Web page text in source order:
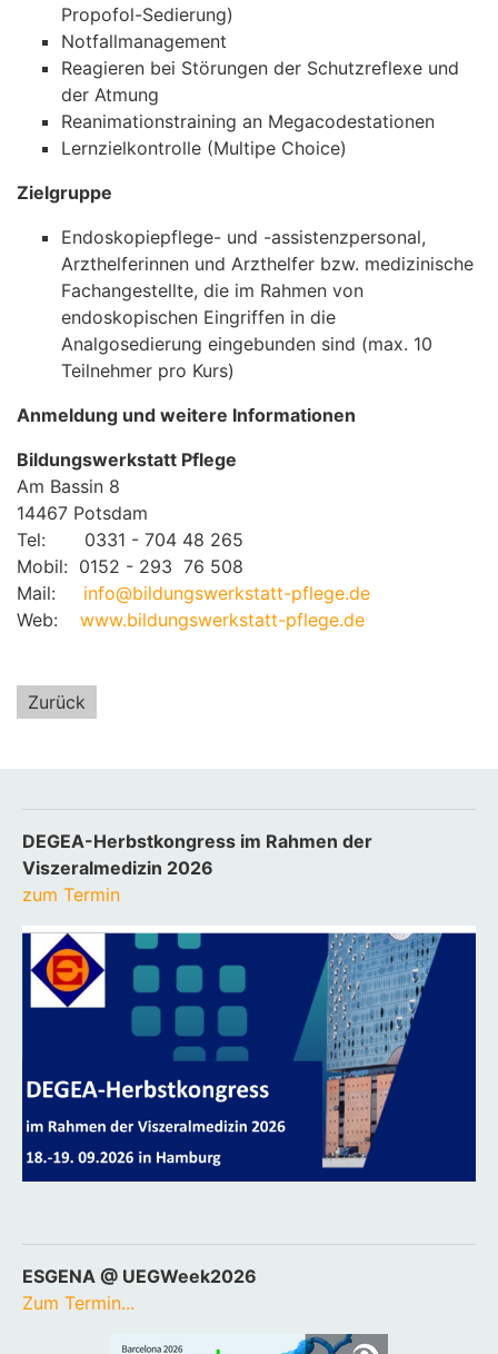
Propofol-Sedierung)
Notfallmanagement
Reagieren bei Störungen der Schutzreflexe und
der Atmung
Reanimationstraining an Megacodestationen
Lernzielkontrolle (Multipe Choice)
Zielgruppe
Endoskopiepflege- und -assistenzpersonal,
Arzthelferinnen und Arzthelfer bzw. medizinische
Fachangestellte, die im Rahmen von
endoskopischen Eingriffen in die
Analgosedierung eingebunden sind (max. 10
Teilnehmer pro Kurs)
Anmeldung und weitere Informationen
Bildungswerkstatt Pflege
Am Bassin 8
14467 Potsdam
Tel: 0331 - 704 48 265
Mobil: 0152 - 293 76 508
Mail: info@bildungswerkstatt-pflege.de
Web: www.bildungswerkstatt-pflege.de
Zurück
DEGEA-Herbstkongress im Rahmen der
Viszeralmedizin 2026
zum Termin
ESGENA @ UEGWeek2026
Zum Termin...